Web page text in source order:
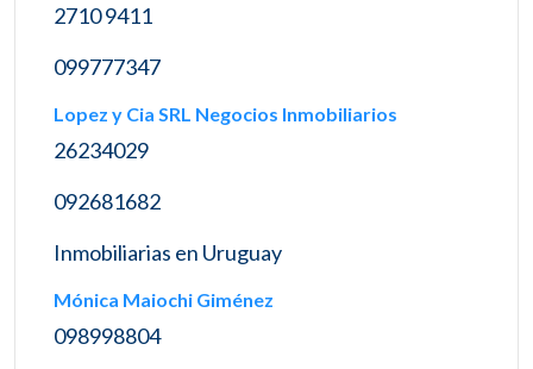
2710 9411
099777347
Lopez y Cia SRL Negocios Inmobiliarios
26234029
092681682
Inmobiliarias en Uruguay
Mónica Maiochi Giménez
098998804